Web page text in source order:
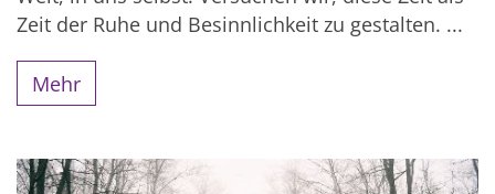
Zeit der Ruhe und Besinnlichkeit zu gestalten. ...
Mehr